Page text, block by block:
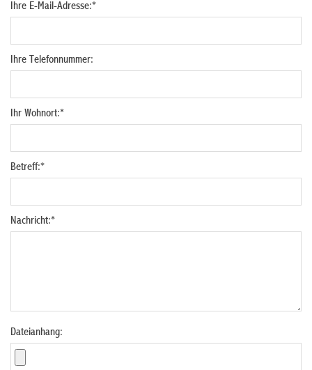
Ihre E-Mail-Adresse:*
Ihre Telefonnummer:
Ihr Wohnort:*
Betreff:*
Nachricht:*
Dateianhang: